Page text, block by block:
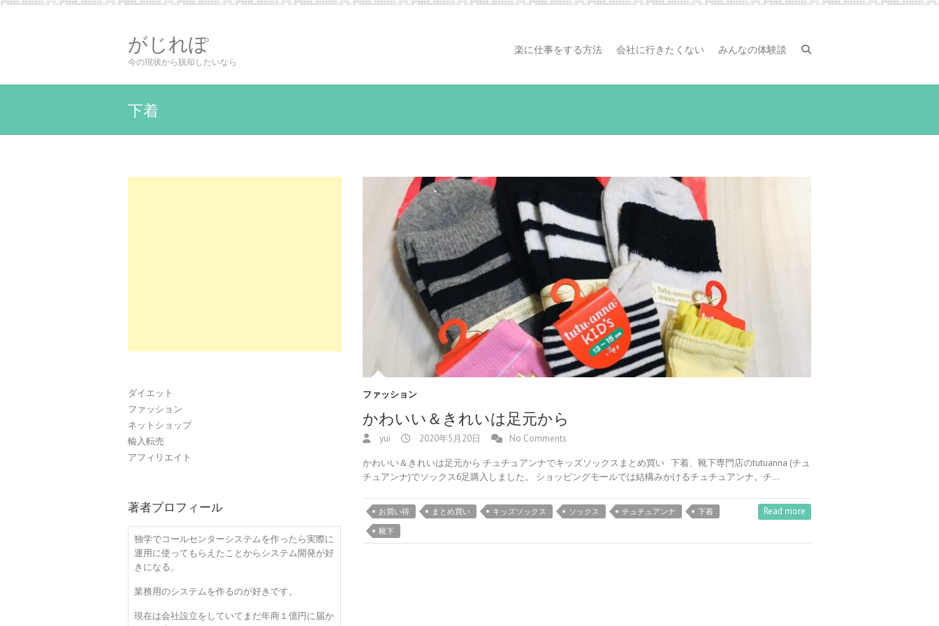
がじれぽ
今の現状から脱却したいなら
楽に仕事をする方法 会社に行きたくない みんなの体験談
下着
ファッション
かわいい＆きれいは足元から
yui 2020年5月20日 No Comments
かわいい＆きれいは足元から チュチュアンナでキッズソックスまとめ買い 下着、靴下専門店のtutuanna (チュ
チュアンナ)でソックス6足購入しました。 ショッピングモールでは結構みかけるチュチュアンナ。チ…
お買い得 まとめ買い キッズソックス ソックス チュチュアンナ
下着
靴下
Read more
ダイエット
ファッション
ネットショップ
輸入転売
アフィリエイト
著者プロフィール
独学でコールセンターシステムを作ったら実際に
運用に使ってもらえたことからシステム開発が好
きになる。
業務用のシステムを作るのが好きです。
現在は会社設立をしていてまだ年商１億円に届か